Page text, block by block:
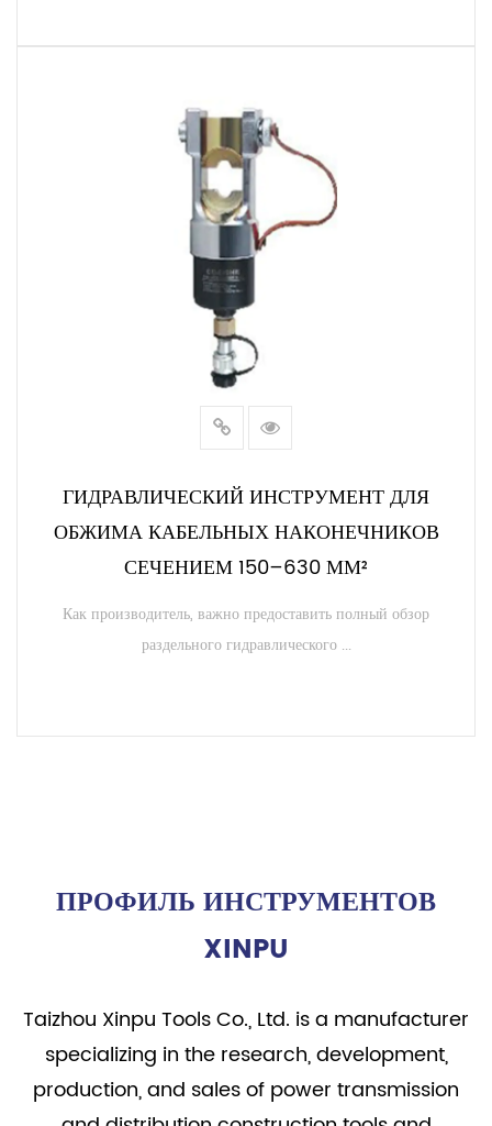
ГИДРАВЛИЧЕСКИЙ ИНСТРУМЕНТ ДЛЯ
ОБЖИМА КАБЕЛЬНЫХ НАКОНЕЧНИКОВ
СЕЧЕНИЕМ 150–630 ММ²
Как производитель, важно предоставить полный обзор
раздельного гидравлического ...
ПРОФИЛЬ ИНСТРУМЕНТОВ
XINPU
Taizhou Xinpu Tools Co., Ltd. is a manufacturer
specializing in the research, development,
production, and sales of power transmission